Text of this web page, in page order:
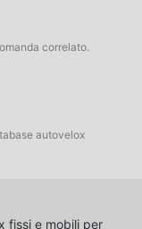
correlato.
autovelox
fissi e mobili per